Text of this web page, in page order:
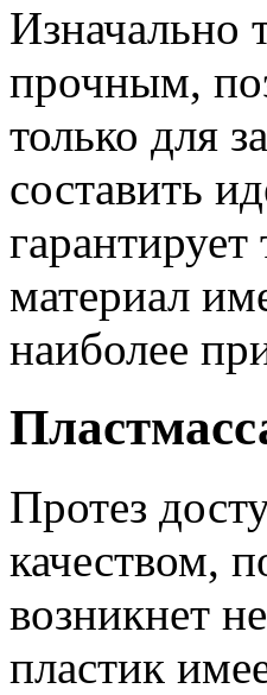
Изначально
прочным,
только для
составить
материал
наиболее
Протез
качеством,
возникнет
пластик